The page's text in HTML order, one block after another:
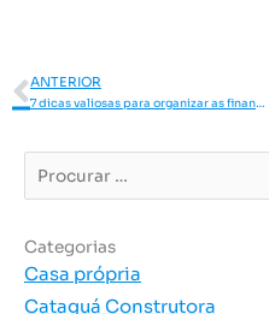
Anterior
ANTERIOR
7 dicas valiosas para organizar as finanças em tempos de crise
…
Categorias
Casa própria
Cataguá Construtora